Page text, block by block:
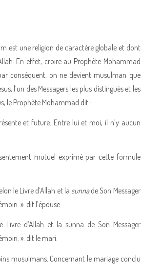
est une religion de caractère globale et dont
En effet, croire au Prophète Mohammad
conséquent, on ne devient musulman que
l’un des Messagers les plus distingués et les
le Prophète Mohammad dit :
et future. Entre lui et moi, il n’y aucun
mutuel exprimé par cette formule
le Livre d’Allah et la sunnade Son Messager
». dit l’épouse.
Livre d’Allah et la sunna de Son Messager
». dit le mari.
musulmans. Concernant le mariage conclu